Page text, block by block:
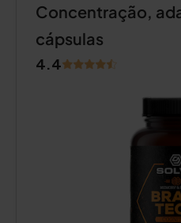
Concentração,
cápsulas
4.4